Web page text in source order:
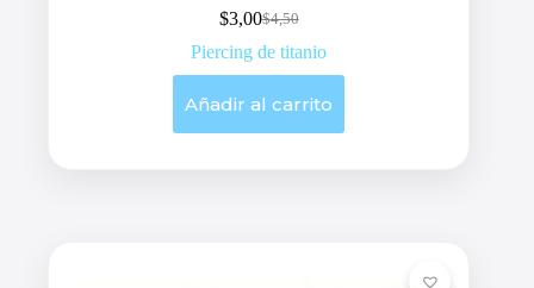
$4,50
Original
price
was:
$3,00Current
price
is:
Piercing de titanio
Añadir al carrito